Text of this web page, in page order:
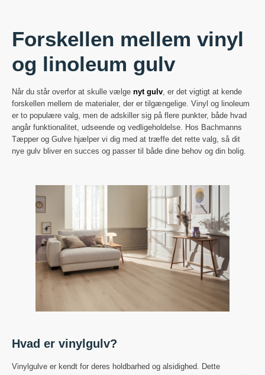
Forskellen mellem vinyl
og linoleum gulv
Når du står overfor at skulle vælge nyt gulv , er det vigtigt at kende
forskellen mellem de materialer, der er tilgængelige. Vinyl og linoleum
er to populære valg, men de adskiller sig på flere punkter, både hvad
angår funktionalitet, udseende og vedligeholdelse. Hos Bachmanns
Tæpper og Gulve hjælper vi dig med at træffe det rette valg, så dit
nye gulv bliver en succes og passer til både dine behov og din bolig.
Hvad er vinylgulv?
Vinylgulve er kendt for deres holdbarhed og alsidighed. Dette